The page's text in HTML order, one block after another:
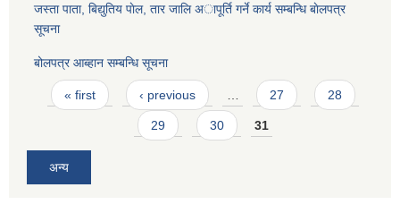
जस्ता पाता, बिद्युतिय पाेल, तार जालि अापूर्ति गर्ने कार्य सम्बन्धि बाेलपत्र
सूचना
बोलपत्र आब्हान सम्बन्धि सूचना
Pages
« first ‹ previous … 27 28
29 30 31
अन्य